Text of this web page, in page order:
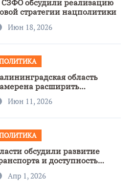
обсудили реализацию
стратегии нацполитики
Июн 18, 2026
область
расширить
с Узбекистаном
Июн 11, 2026
обсудили развитие
и доступность
Апр 1, 2026